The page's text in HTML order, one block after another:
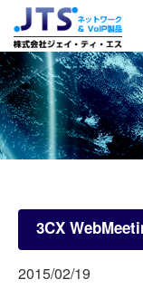
3CX
2015/02/19